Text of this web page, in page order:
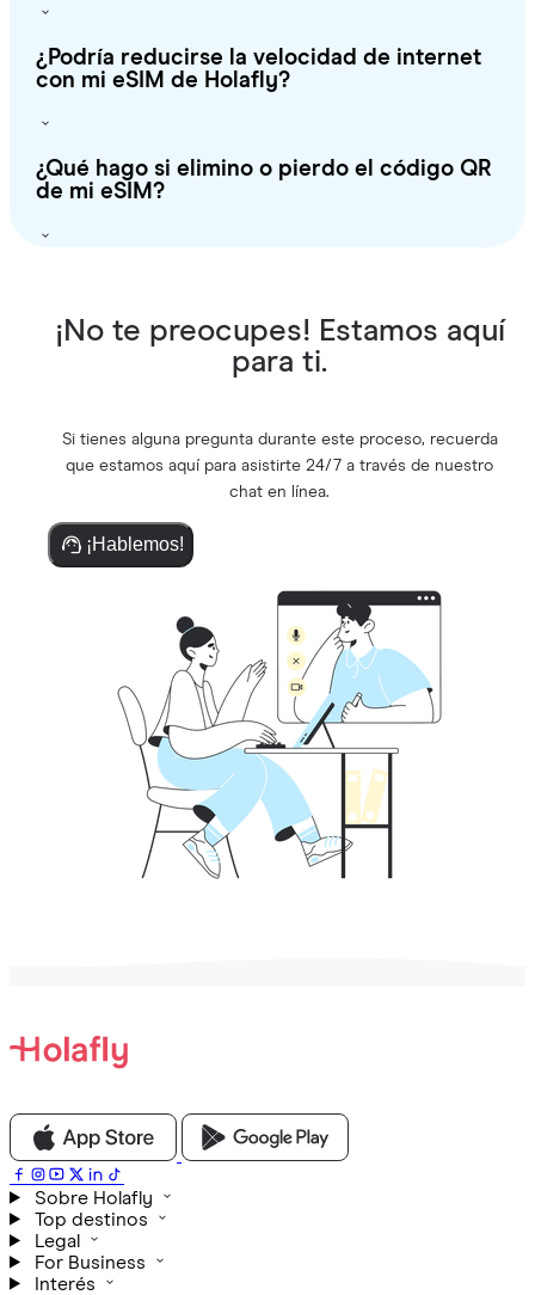
¿Podría reducirse la velocidad de internet
con mi eSIM de Holafly?
¿Qué hago si elimino o pierdo el código QR
de mi eSIM?
¡No te preocupes! Estamos aquí
para ti.
Si tienes alguna pregunta durante este proceso, recuerda
que estamos aquí para asistirte 24/7 a través de nuestro
chat en línea.
¡Hablemos!
Sobre Holafly
Top destinos
Legal
For Business
Interés